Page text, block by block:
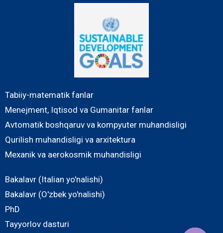
Tabiiy-matematik fanlar
Menejment, Iqtisod va Gumanitar fanlar
Avtomatik boshqaruv va kompyuter muhandisligi
Qurilish muhandisligi va arxitektura
Mexanik va aerokosmik muhandisligi
Bakalavr (Italian yo'nalishi)
Bakalavr (O'zbek yo'nalishi)
PhD
Tayyorlov dasturi